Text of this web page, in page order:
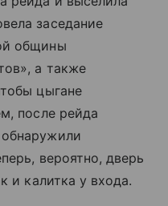
заседание
общины
а также
цыгане
после рейда
вероятно, дверь
и калитка у входа.